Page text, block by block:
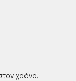
χρόνο.